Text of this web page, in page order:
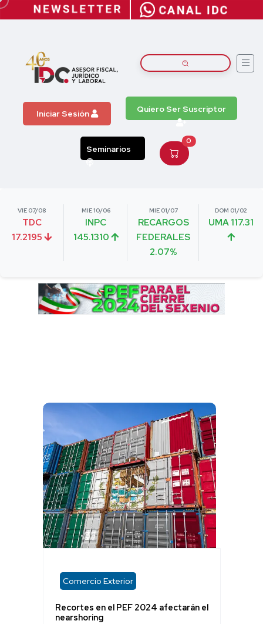
Iniciar Sesión Quiero Ser Suscriptor
Seminarios
0
VIE 07/08
TDC
17.2195
MIE 10/06
INPC
145.1310
MIE 01/07
RECARGOS
FEDERALES
2.07%
DOM 01/02
UMA 117.31
Comercio Exterior
Recortes en el PEF 2024 afectarán el
nearshoring